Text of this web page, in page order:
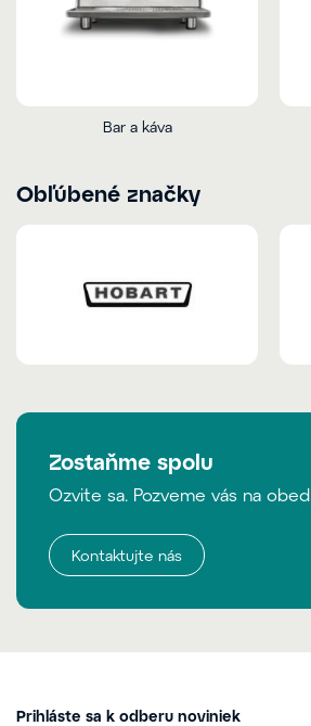
Bar a káva
Obľúbené značky
Zostaňme spolu
Ozvite sa. Pozveme vás na obed.
Kontaktujte nás
Prihláste sa k odberu noviniek